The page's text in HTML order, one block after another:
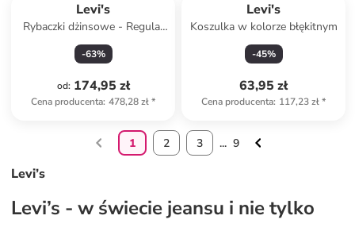
Levi's
Rybaczki dżinsowe - Regular
fit - w kolorze czarnym
-63%
od: 174,95 zł
Cena producenta: 478,28 zł*
Levi's
Koszulka w kolorze błękitnym
-45%
63,95 zł
Cena producenta: 117,23 zł*
1 2 3 ... 9
Levi’s
Levi’s - w świecie jeansu i nie tylko